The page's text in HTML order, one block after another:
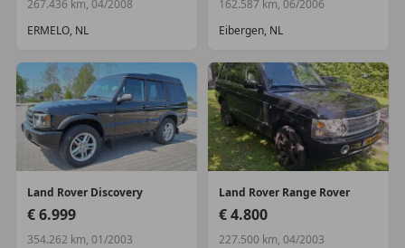
267.436 km, 04/2008
ERMELO, NL
162.587 km, 06/2006
Eibergen, NL
Land Rover Discovery
€ 6.999
354.262 km, 01/2003
Land Rover Range Rover
€ 4.800
227.500 km, 04/2003